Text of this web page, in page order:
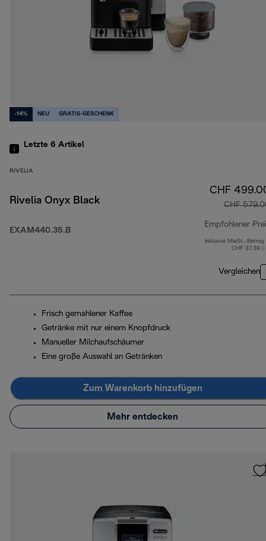
-14% NEU GRATIS-GESCHENK
Letzte 6 Artikel
RIVELIA
Rivelia Onyx Black
EXAM440.35.B
CHF
CHF
Empfohlener
Inklusive MwSt.-Betrag
CHF 37.39 (
Vergleichen
Frisch gemahlener Kaffee
Getränke mit nur einem Knopfdruck
Manueller Milchaufschäumer
Eine große Auswahl an Getränken
Zum Warenkorb hinzufügen
Mehr entdecken